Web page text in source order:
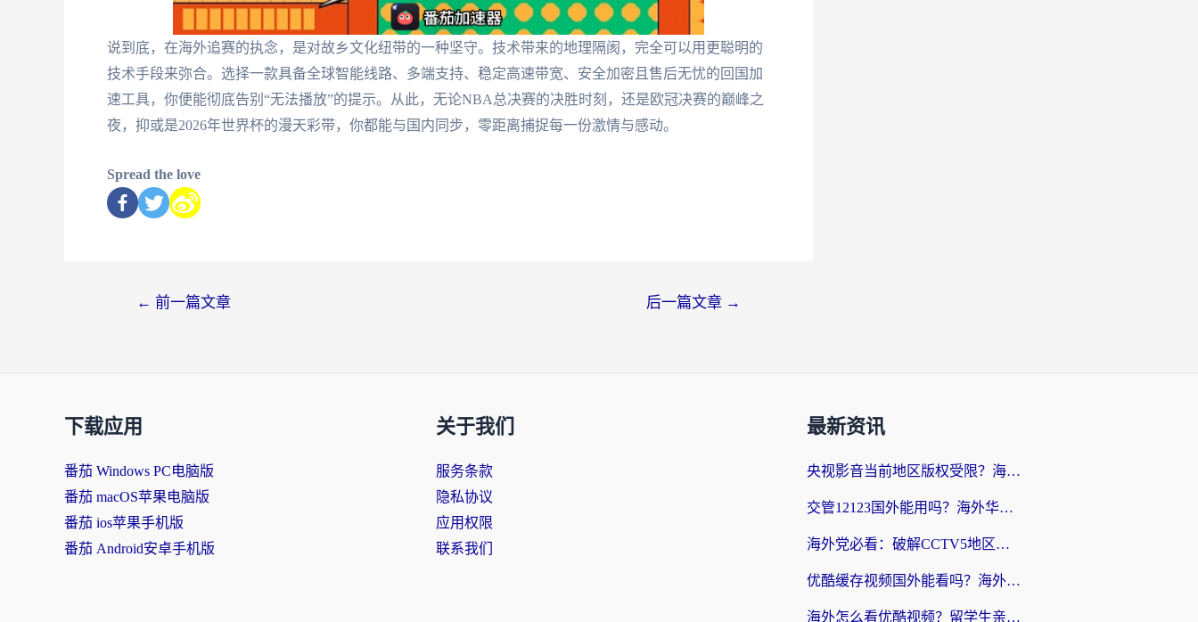
说到底，在海外追赛的执念，是对故乡文化纽带的一种坚守。技术带来的地理隔阂，完全可以用更聪明的
技术手段来弥合。选择一款具备全球智能线路、多端支持、稳定高速带宽、安全加密且售后无忧的回国加
速工具，你便能彻底告别“无法播放”的提示。从此，无论NBA总决赛的决胜时刻，还是欧冠决赛的巅峰之
夜，抑或是2026年世界杯的漫天彩带，你都能与国内同步，零距离捕捉每一份激情与感动。
Spread the love
← 前一篇文章 后一篇文章 →
下载应用
番茄 Windows PC电脑版
番茄 macOS苹果电脑版
番茄 ios苹果手机版
番茄 Android安卓手机版
关于我们
服务条款
隐私协议
应用权限
联系我们
最新资讯
央视影音当前地区版权受限？海外党追剧看片的终极解决方案来了
交管12123国外能用吗？海外华人亲测有效的回国加速器选择指南
海外党必看：破解CCTV5地区限制，这样看欧洲杯奥运直播才够爽！
优酷缓存视频国外能看吗？海外党追剧看片的终极解决方案来了
海外怎么看优酷视频？留学生亲测有效的回国加速器选择指南